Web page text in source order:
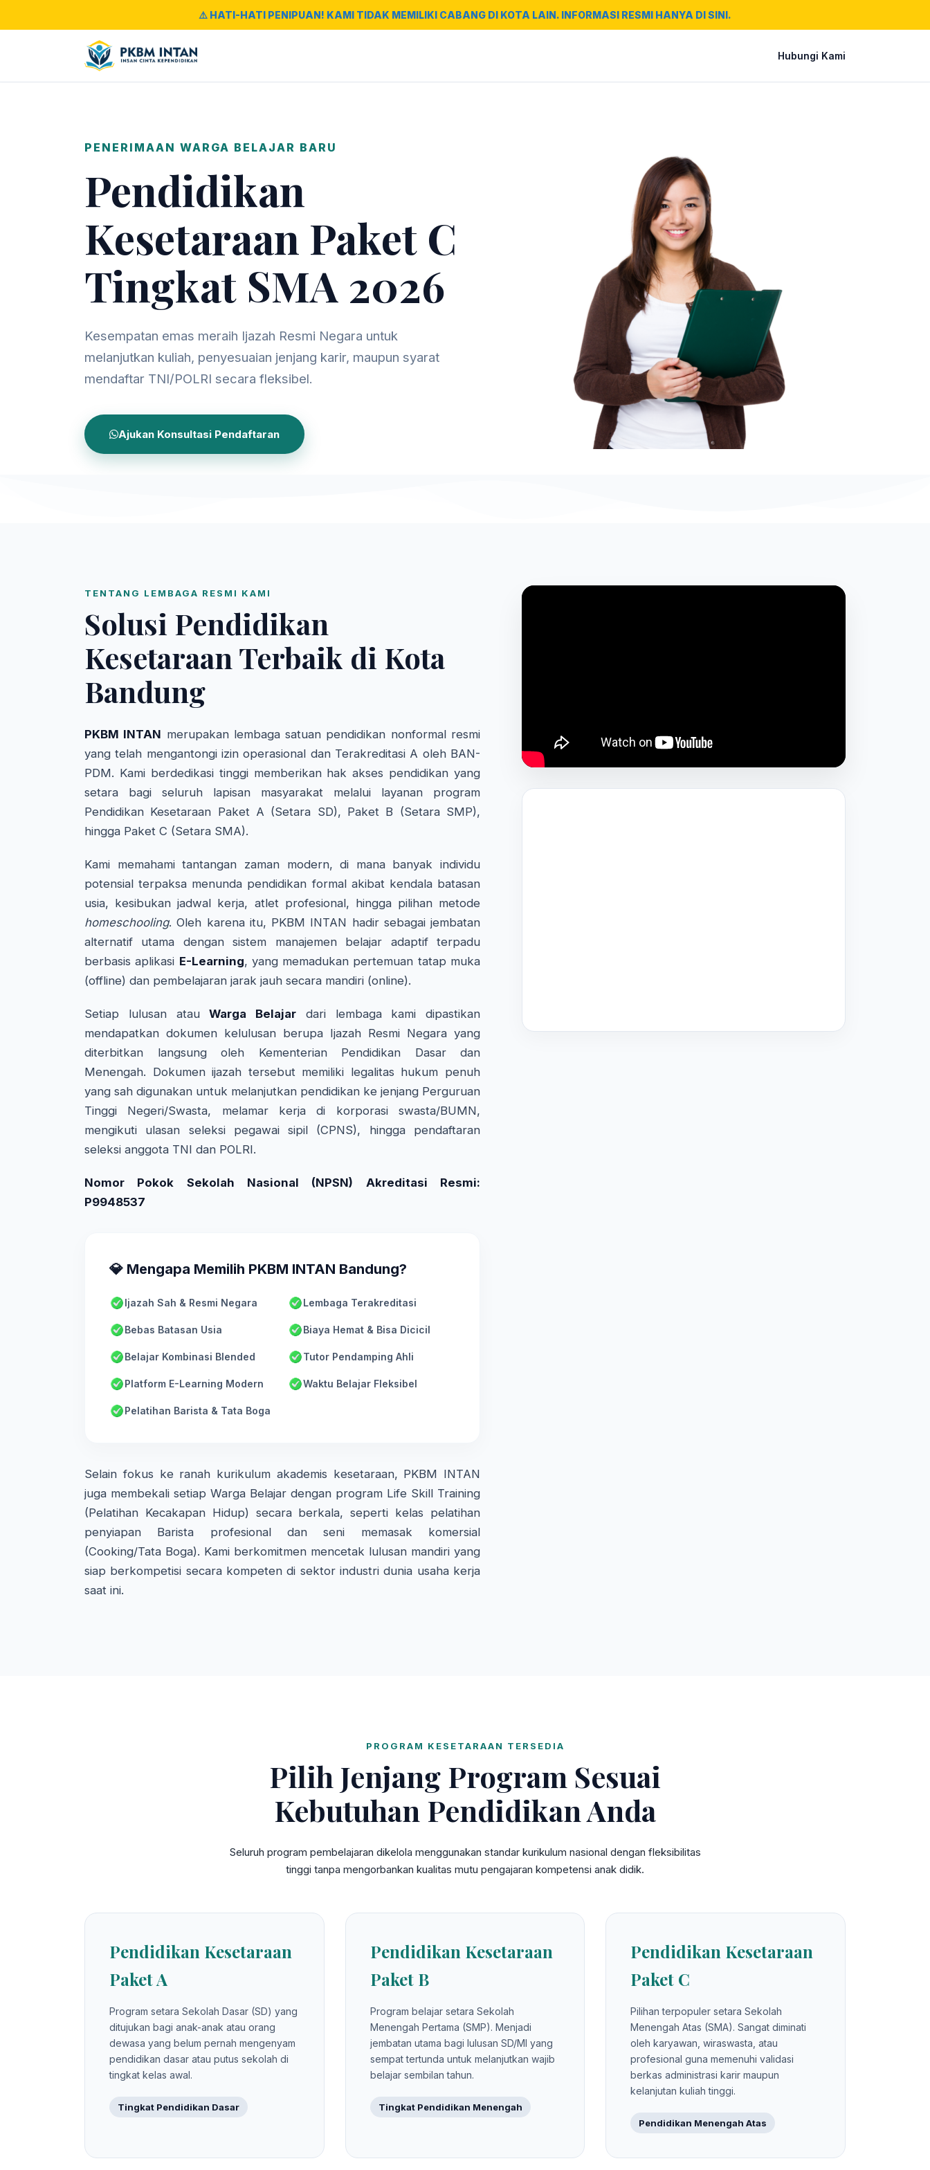
⚠️ HATI-HATI PENIPUAN! KAMI TIDAK MEMILIKI CABANG DI KOTA LAIN. INFORMASI RESMI HANYA DI SINI.
Hubungi Kami
PENERIMAAN WARGA BELAJAR BARU
Pendidikan
Kesetaraan Paket C
Tingkat SMA 2026
Kesempatan emas meraih Ijazah Resmi Negara untuk
melanjutkan kuliah, penyesuaian jenjang karir, maupun syarat
mendaftar TNI/POLRI secara fleksibel.
Ajukan Konsultasi Pendaftaran
TENTANG LEMBAGA RESMI KAMI
Solusi Pendidikan
Kesetaraan Terbaik di Kota
Bandung
PKBM INTAN merupakan lembaga satuan pendidikan nonformal resmi
yang telah mengantongi izin operasional dan Terakreditasi A oleh BAN-
PDM. Kami berdedikasi tinggi memberikan hak akses pendidikan yang
setara bagi seluruh lapisan masyarakat melalui layanan program
Pendidikan Kesetaraan Paket A (Setara SD), Paket B (Setara SMP),
hingga Paket C (Setara SMA).
Kami memahami tantangan zaman modern, di mana banyak individu
potensial terpaksa menunda pendidikan formal akibat kendala batasan
usia, kesibukan jadwal kerja, atlet profesional, hingga pilihan metode
homeschooling. Oleh karena itu, PKBM INTAN hadir sebagai jembatan
alternatif utama dengan sistem manajemen belajar adaptif terpadu
berbasis aplikasi E-Learning, yang memadukan pertemuan tatap muka
(offline) dan pembelajaran jarak jauh secara mandiri (online).
Setiap lulusan atauWarga Belajar dari lembaga kami dipastikan
mendapatkan dokumen kelulusan berupa Ijazah Resmi Negara yang
diterbitkan langsung oleh Kementerian Pendidikan Dasar dan
Menengah. Dokumen ijazah tersebut memiliki legalitas hukum penuh
yang sah digunakan untuk melanjutkan pendidikan ke jenjang Perguruan
Tinggi Negeri/Swasta, melamar kerja di korporasi swasta/BUMN,
mengikuti ulasan seleksi pegawai sipil (CPNS), hingga pendaftaran
seleksi anggota TNI dan POLRI.
Nomor Pokok Sekolah Nasional (NPSN) Akreditasi Resmi:
P9948537
💎 Mengapa Memilih PKBM INTAN Bandung?
Ijazah Sah & Resmi Negara Lembaga Terakreditasi
Bebas Batasan Usia Biaya Hemat & Bisa Dicicil
Belajar Kombinasi Blended Tutor Pendamping Ahli
Platform E-Learning Modern Waktu Belajar Fleksibel
Pelatihan Barista & Tata Boga
Selain fokus ke ranah kurikulum akademis kesetaraan, PKBM INTAN
juga membekali setiap Warga Belajar dengan program Life Skill Training
(Pelatihan Kecakapan Hidup) secara berkala, seperti kelas pelatihan
penyiapan Barista profesional dan seni memasak komersial
(Cooking/Tata Boga). Kami berkomitmen mencetak lulusan mandiri yang
siap berkompetisi secara kompeten di sektor industri dunia usaha kerja
saat ini.
PROGRAM KESETARAAN TERSEDIA
Pilih Jenjang Program Sesuai
Kebutuhan Pendidikan Anda
Seluruh program pembelajaran dikelola menggunakan standar kurikulum nasional dengan fleksibilitas
tinggi tanpa mengorbankan kualitas mutu pengajaran kompetensi anak didik.
Pendidikan Kesetaraan
Paket A
Program setara Sekolah Dasar (SD) yang
ditujukan bagi anak-anak atau orang
dewasa yang belum pernah mengenyam
pendidikan dasar atau putus sekolah di
tingkat kelas awal.
Tingkat Pendidikan Dasar
Pendidikan Kesetaraan
Paket B
Program belajar setara Sekolah
Menengah Pertama (SMP). Menjadi
jembatan utama bagi lulusan SD/MI yang
sempat tertunda untuk melanjutkan wajib
belajar sembilan tahun.
Tingkat Pendidikan Menengah
Pendidikan Kesetaraan
Paket C
Pilihan terpopuler setara Sekolah
Menengah Atas (SMA). Sangat diminati
oleh karyawan, wiraswasta, atau
profesional guna memenuhi validasi
berkas administrasi karir maupun
kelanjutan kuliah tinggi.
Pendidikan Menengah Atas